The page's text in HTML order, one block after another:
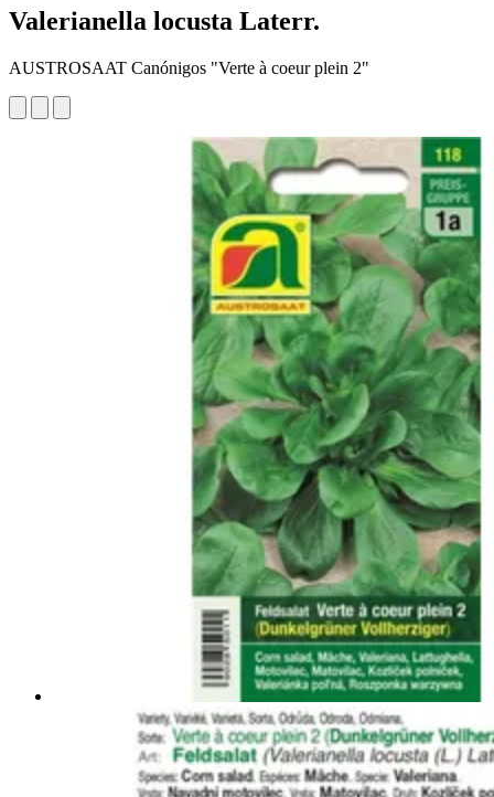
Valerianella locusta Laterr.
AUSTROSAAT Canónigos "Verte à coeur plein 2"